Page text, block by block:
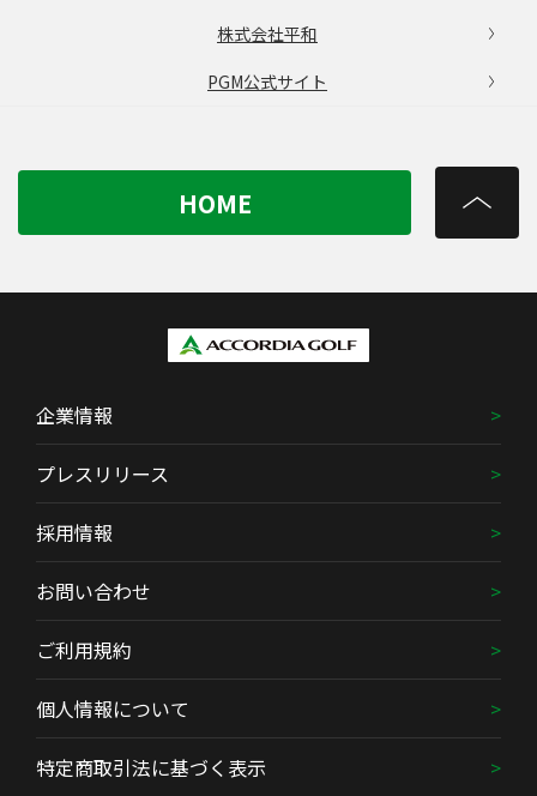
株式会社平和
PGM公式サイト
HOME
企業情報
プレスリリース
採用情報
お問い合わせ
ご利用規約
個人情報について
特定商取引法に基づく表示